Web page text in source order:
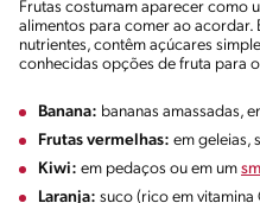
Frutas costumam aparecer como
alimentos para comer ao acordar.
nutrientes, contêm açúcares
conhecidas opções de fruta para
Banana: bananas amassadas,
Frutas vermelhas: em geleias,
Kiwi: em pedaços ou em um
Laranja: suco (rico em vitamina